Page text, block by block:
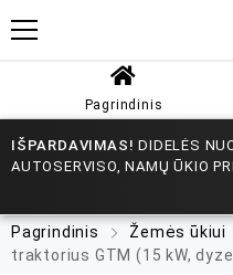
Pagrindinis
IŠPARDAVIMAS! DIDELĖS
AUTOSERVISO, NAMŲ ŪKIO
Pagrindinis Žemės ūkiui
traktorius GTM (15 kW,